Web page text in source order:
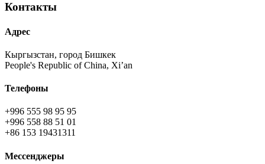
Контакты
Адрес
Кыргызстан, город Бишкек
People's Republic of China, Xi’an
Телефоны
+996 555 98 95 95
+996 558 88 51 01
+86 153 19431311
Мессенджеры